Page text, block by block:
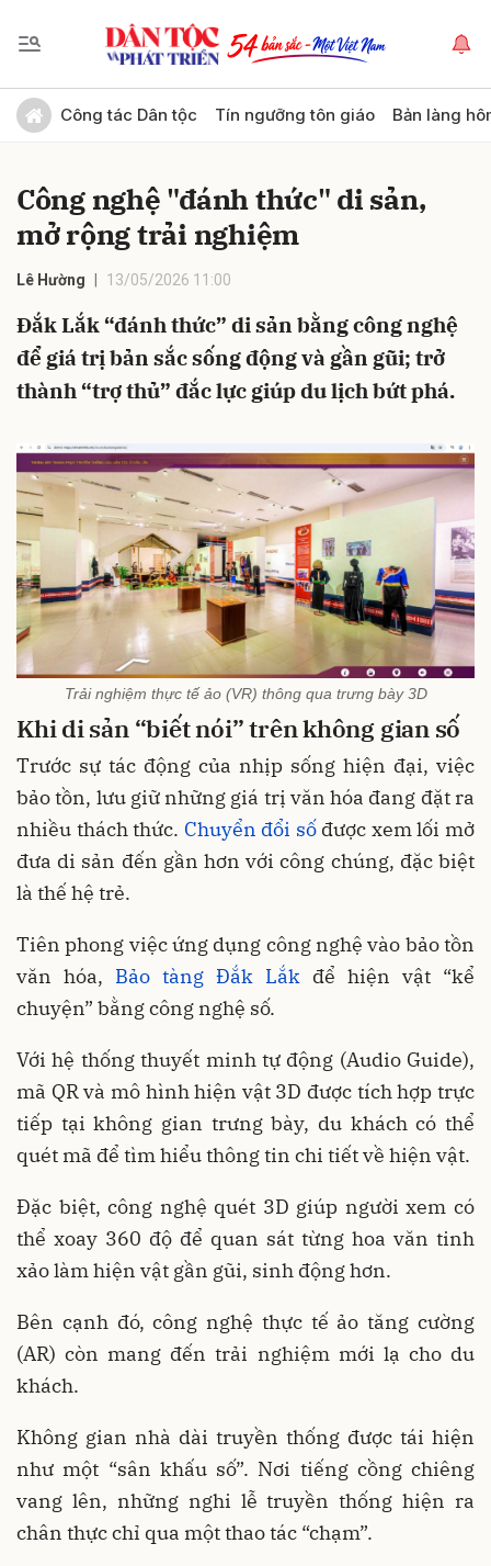
Công tác Dân tộc Tín ngưỡng tôn giáo Bản làng
Công nghệ "đánh thức" di sản,
mở rộng trải nghiệm
Lê Hường 13/05/2026 11:00
Đắk Lắk “đánh thức” di sản bằng công nghệ
để giá trị bản sắc sống động và gần gũi; trở
thành “trợ thủ” đắc lực giúp du lịch bứt phá.
Trải nghiệm thực tế ảo (VR) thông qua trưng bày 3D
Khi di sản“biếtnói”trênkhông gian số
Trước sự tác động của nhịp sống hiện đại, việc
bảo tồn, lưu giữ những giá trị văn hóa đang đặt ra
nhiều thách thức. Chuyển đổi sốđược xem lối mở
đưa di sản đến gần hơn với công chúng, đặc biệt
là thế hệ trẻ.
Tiên phong việc ứng dụng công nghệ vào bảo tồn
văn hóa, Bảo tàng Đắk Lắk để hiện vật “kể
chuyện” bằng công nghệ số.
Với hệ thống thuyết minh tự động (Audio Guide),
mã QR và mô hình hiện vật 3D được tích hợp trực
tiếp tại không gian trưng bày, du khách có thể
quét mã để tìm hiểu thông tin chi tiết về hiện vật.
Đặc biệt, công nghệ quét 3D giúp người xem có
thể xoay 360 độ để quan sát từng hoa văn tinh
xảo làm hiện vật gần gũi, sinh động hơn.
Bên cạnh đó, công nghệ thực tế ảo tăng cường
(AR) còn mang đến trải nghiệm mới lạ cho du
khách.
Không gian nhà dài truyền thống được tái hiện
như một “sân khấu số”. Nơi tiếng cồng chiêng
vang lên, những nghi lễ truyền thống hiện ra
chân thực chỉ qua một thao tác “chạm”.
Gửi bình luận
Hủy Gửi